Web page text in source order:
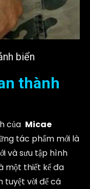
biển
thành
của Micae
tác phẩm mới là
và sưu tập hình
một thiết kế đa
tuyệt vời để cá